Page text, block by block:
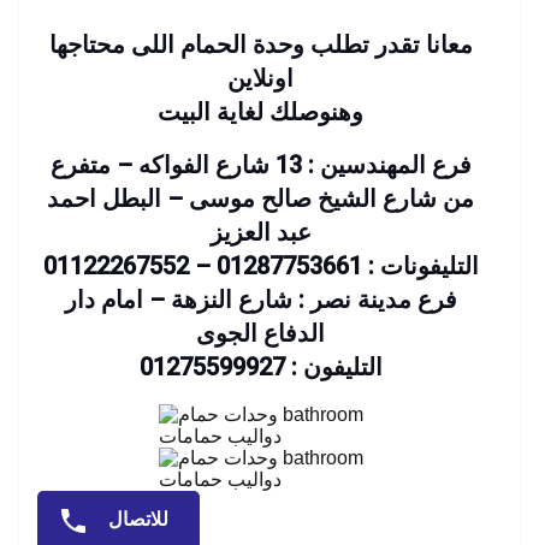
معانا تقدر تطلب وحدة الحمام اللى محتاجها
اونلاين
وهنوصلك لغاية البيت
فرع المهندسين : 13 شارع الفواكه – متفرع
من شارع الشيخ صالح موسى – البطل احمد
عبد العزيز
التليفونات : 01287753661 – 01122267552
فرع مدينة نصر : شارع النزهة – امام دار
الدفاع الجوى
التليفون : 01275599927
دواليب حمامات
دواليب حمامات
للاتصال